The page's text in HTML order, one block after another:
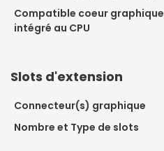
Compatible coeur graphique
intégré au CPU
Slots d'extension
Connecteur(s) graphique
Nombre et Type de slots